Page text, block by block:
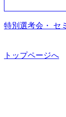
る（ダブルスキ
こまめに社員の
果、なりたいキ
るため、エンジ
なるため、入居
による引っ越し
ます。 是非、説
ります。 説明会
オンライン
支援している。
いるのも同社の
つつ、複数社へ
ングファームや
特別選考会・ セ
トップページへ